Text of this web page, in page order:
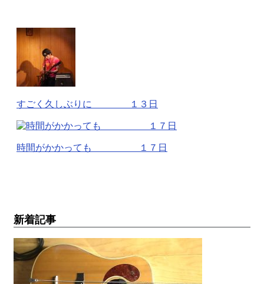
すごく久しぶりに １３日
時間がかかっても １７日
新着記事